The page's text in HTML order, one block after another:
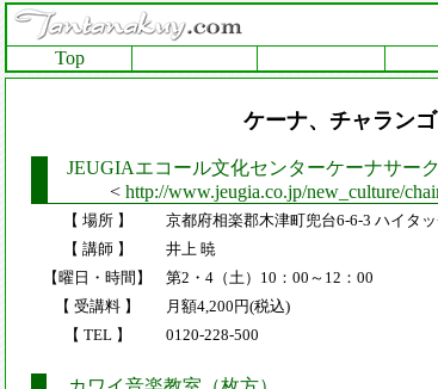
Top
ケーナ、チャラン
JEUGIAエコール文化センターケーナサー
<http://www.jeugia.co.jp/new_culture/
【 場所 】
京都府相楽郡木津町兜台6-6-3 ハイタ
【 講師 】
井上 暁
【曜日・時間】
第2・4（土）10：00～12：00
【 受講料 】
月額4,200円(税込)
【 TEL 】
0120-228-500